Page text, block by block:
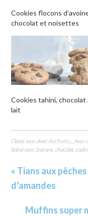
Cookies flocons
chocolat et noisettes
Cookies tahini, chocolat
lait
Classé sous :Avec des fruits... ,Avec
Balisé avec :banane ,chocolat ,
« Tians aux
d’amandes
Muffins super